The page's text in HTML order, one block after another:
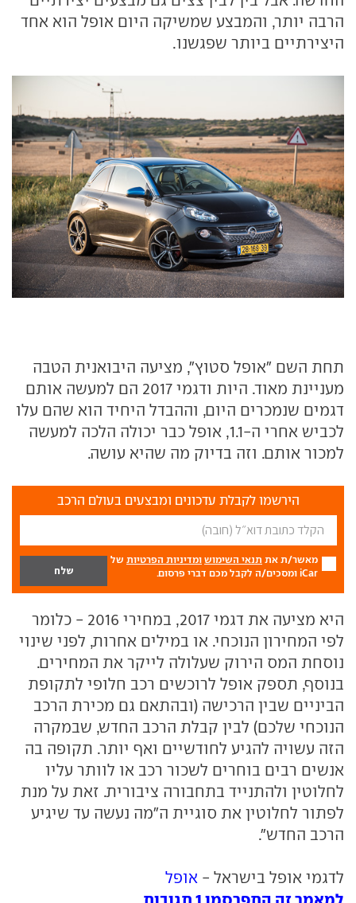
הרבה יותר, והמבצע שמשיקה היום אופל הוא אחד
היצירתיים ביותר שפגשנו.
תחת השם "אופל סטוץ", מציעה היבואנית הטבה
מעניינת מאוד. היות ודגמי 2017 הם למעשה אותם
דגמים שנמכרים היום, וההבדל היחיד הוא שהם עלו
לכביש אחרי ה-1.1, אופל כבר יכולה הלכה למעשה
למכור אותם. וזה בדיוק מה שהיא עושה.
הירשמו לקבלת עדכונים ומבצעים בעולם הרכב
מאשר/ת את תנאי השימוש ומדיניות הפרטיות של
iCar ומסכים/ה לקבל מכם דברי פרסום.
היא מציעה את דגמי 2017, במחירי 2016 - כלומר
לפי המחירון הנוכחי. או במילים אחרות, לפני שינוי
נוסחת המס הירוק שעלולה לייקר את המחירים.
בנוסף, תספק אופל לרוכשים רכב חלופי לתקופת
הביניים שבין הרכישה (ובהתאם גם מכירת הרכב
הנוכחי שלכם) לבין קבלת הרכב החדש, שבמקרה
הזה עשויה להגיע לחודשיים ואף יותר. תקופה בה
אנשים רבים בוחרים לשכור רכב או לוותר עליו
לחלוטין ולהתנייד בתחבורה ציבורית. זאת על מנת
לפתור לחלוטין את סוגיית ה"מה נעשה עד שיגיע
הרכב החדש".
לדגמי אופל בישראל - אופל